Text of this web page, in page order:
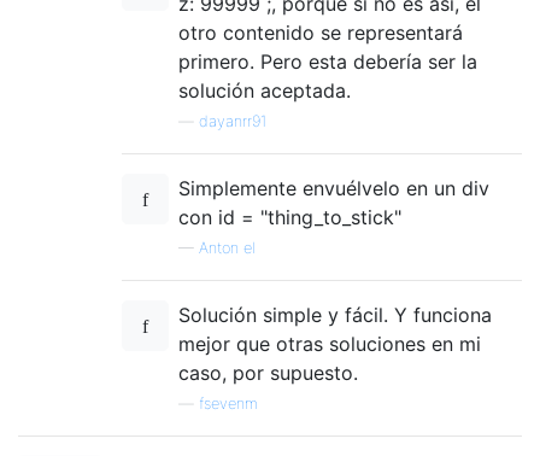
otro contenido se representará
primero. Pero esta debería ser la
solución aceptada.
dayanrr91
Simplemente envuélvelo en un div
con id = "thing_to_stick"
— Anton el
Solución simple y fácil. Y funciona
mejor que otras soluciones en mi
caso, por supuesto.
fsevenm